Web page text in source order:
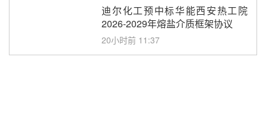
迪尔化工预中标华能西安热工院
2026-2029年熔盐介质框架协议
20小时前 11:37